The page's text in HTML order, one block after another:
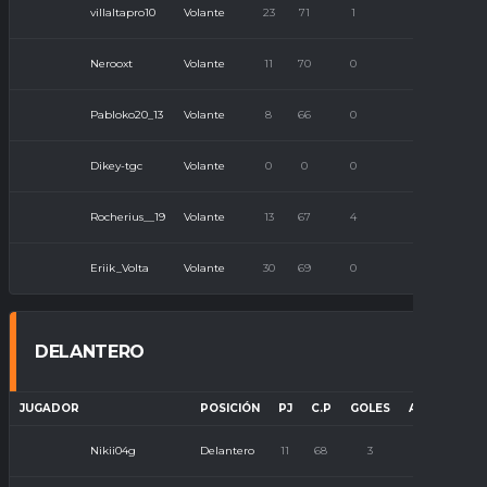
villaltapro10 Volante 23 71 1
Nerooxt Volante 11 70 0
Pabloko20_13 Volante 8 66 0
Dikey-tgc Volante 0 0 0
Rocherius__19 Volante 13 67 4
Eriik_Volta Volante 30 69 0
DELANTERO
JUGADOR POSICIÓN PJ C.P GOLES
Nikii04g Delantero 11 68 3